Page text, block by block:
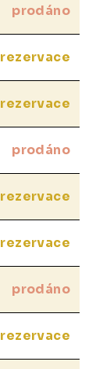
prodáno
rezervace
rezervace
prodáno
rezervace
rezervace
prodáno
rezervace